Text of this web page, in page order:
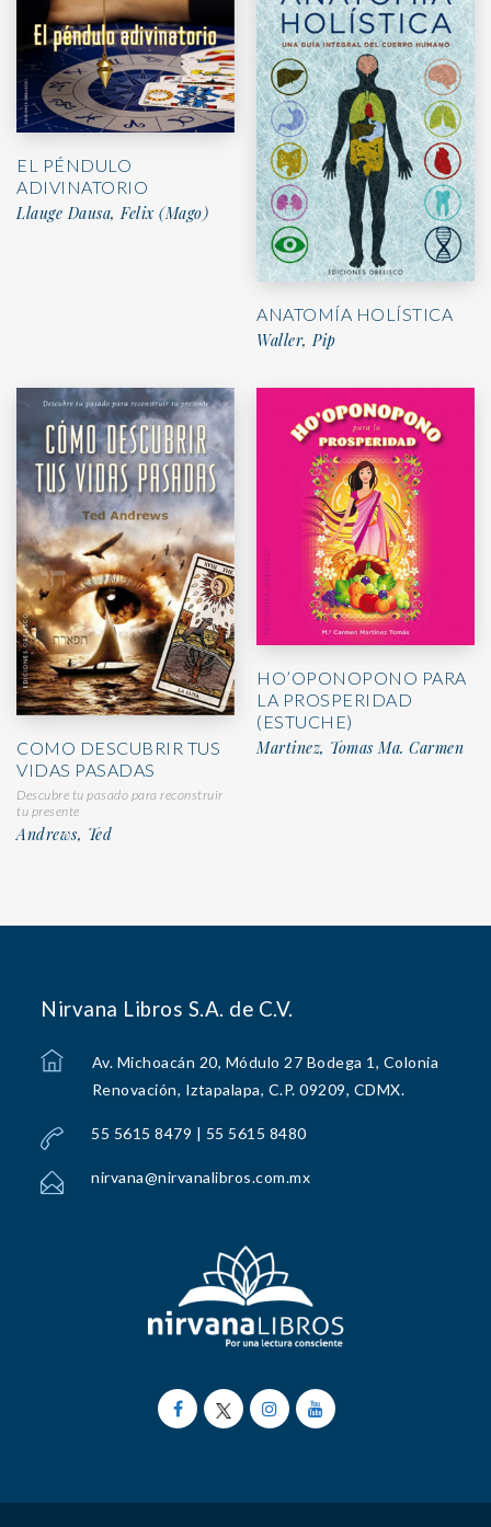
EL PÉNDULO
ADIVINATORIO
Llauge Dausa, Felix (Mago)
ANATOMÍA HOLÍSTICA
Waller, Pip
COMO DESCUBRIR TUS
VIDAS PASADAS
Descubre tu pasado para reconstruir
tu presente
Andrews, Ted
HO’OPONOPONO PARA
LA PROSPERIDAD
(ESTUCHE)
Martinez, Tomas Ma. Carmen
Nirvana Libros S.A. de C.V.
Av. Michoacán 20, Módulo 27 Bodega 1, Colonia
Renovación, Iztapalapa, C.P. 09209, CDMX.
55 5615 8479 | 55 5615 8480
nirvana@nirvanalibros.com.mx